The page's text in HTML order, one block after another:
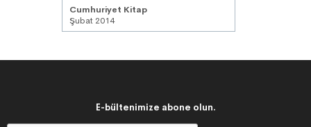
Cumhuriyet Kitap
Şubat 2014
E-bültenimize abone olun.